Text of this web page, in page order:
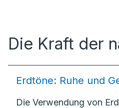
Die Kraft der
Erdtöne: Ruhe und
Die Verwendung von